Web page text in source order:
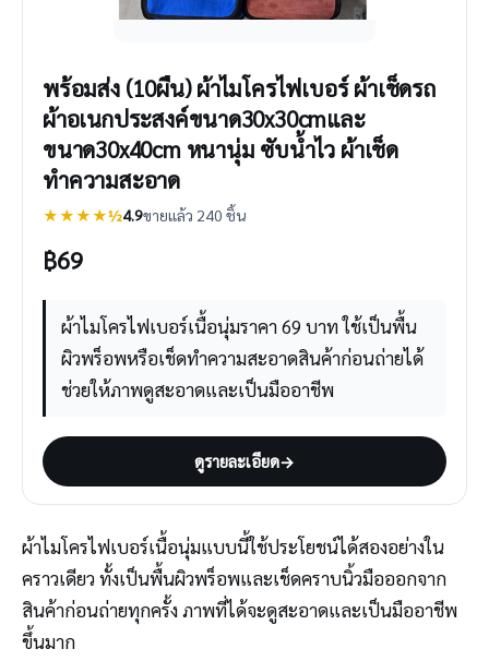
พร้อมส่ง (10ผืน) ผ้าไมโครไฟเบอร์ ผ้าเช็ดรถ
ผ้าอเนกประสงค์ขนาด30x30cmและ
ขนาด30x40cm หนานุ่ม ซับน้ำไว ผ้าเช็ด
ทำความสะอาด
★★★★½4.9ขายแล้ว 240 ชิ้น
฿69
ผ้าไมโครไฟเบอร์เนื้อนุ่มราคา 69 บาท ใช้เป็นพื้น
ผิวพร็อพหรือเช็ดทำความสะอาดสินค้าก่อนถ่ายได้
ช่วยให้ภาพดูสะอาดและเป็นมืออาชีพ
ดูรายละเอียด→
ผ้าไมโครไฟเบอร์เนื้อนุ่มแบบนี้ใช้ประโยชน์ได้สองอย่างใน
คราวเดียว ทั้งเป็นพื้นผิวพร็อพและเช็ดคราบนิ้วมือออกจาก
สินค้าก่อนถ่ายทุกครั้ง ภาพที่ได้จะดูสะอาดและเป็นมืออาชีพ
ขึ้นมาก